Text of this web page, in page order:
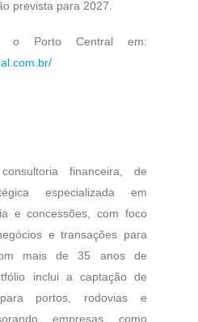
prevista para 2027.
o Porto Central em:
financeira, de
especializada em
e concessões, com foco
e transações para
mais de 35 anos de
inclui a captação de
portos, rodovias e
empresas como